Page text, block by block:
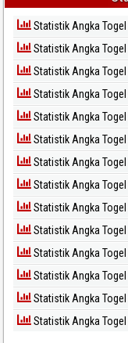
Statistik Angka
Statistik Angka
Statistik Angka
Statistik Angka
Statistik Angka
Statistik Angka
Statistik Angka Togel
Statistik Angka Togel
Statistik Angka
Statistik Angka
Statistik Angka
Statistik Angka
Statistik Angka
Statistik Angka